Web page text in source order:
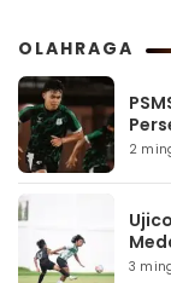
OLAHRAGA
2
3